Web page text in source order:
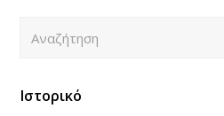
Ιστορικό